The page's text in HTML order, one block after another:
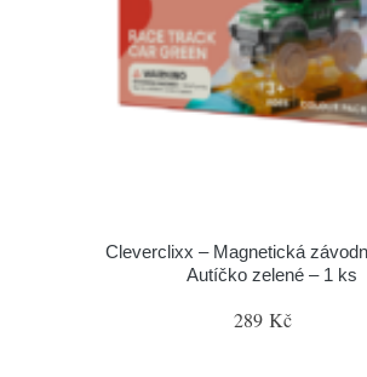
Cleverclixx – Magnetická
Autíčko zelené – 1 ks
289 Kč